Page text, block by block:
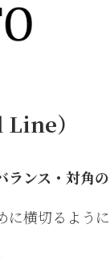
）
ランス・対角
横切るように